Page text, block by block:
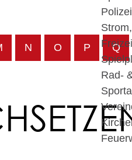
Rad-
N O P Q